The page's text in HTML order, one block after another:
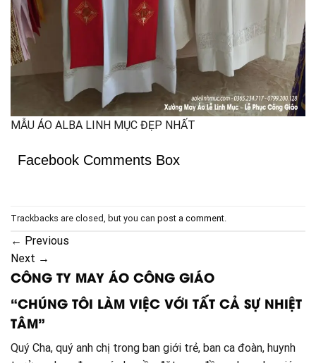
MẪU ÁO ALBA LINH MỤC ĐẸP NHẤT
Facebook Comments Box
Trackbacks are closed, but you can post a comment
← Previous
Next →
CÔNG TY MAY ÁO CÔNG GIÁO
“CHÚNG TÔI LÀM VIỆC VỚI TẤT CẢ SỰ NHIỆT
TÂM”
Quý Cha, quý anh chị trong ban giới trẻ, ban ca đoàn, huynh